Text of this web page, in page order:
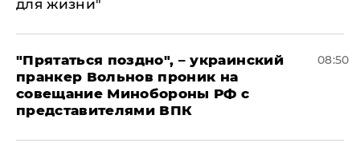
для жизни"
"Прятаться поздно", – украинский
пранкер Вольнов проник на
совещание Минобороны РФ с
представителями ВПК
08:50